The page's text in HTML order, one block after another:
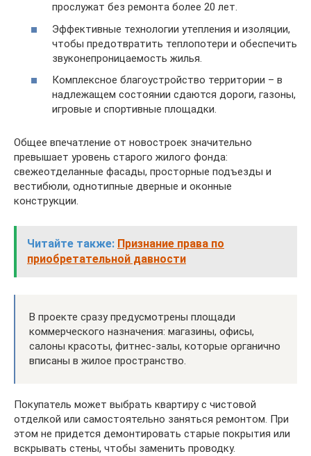
прослужат без ремонта более 20 лет.
Эффективные технологии утепления и изоляции,
чтобы предотвратить теплопотери и обеспечить
звуконепроницаемость жилья.
Комплексное благоустройство территории – в
надлежащем состоянии сдаются дороги, газоны,
игровые и спортивные площадки.
Общее впечатление от новостроек значительно
превышает уровень старого жилого фонда:
свежеотделанные фасады, просторные подъезды и
вестибюли, однотипные дверные и оконные
конструкции.
Читайте также: Признание права по
приобретательной давности
В проекте сразу предусмотрены площади
коммерческого назначения: магазины, офисы,
салоны красоты, фитнес-залы, которые органично
вписаны в жилое пространство.
Покупатель может выбрать квартиру с чистовой
отделкой или самостоятельно заняться ремонтом. При
этом не придется демонтировать старые покрытия или
вскрывать стены, чтобы заменить проводку.